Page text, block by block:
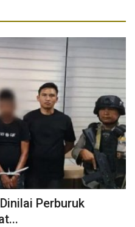
Perburuk